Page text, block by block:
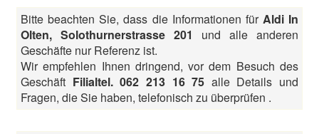
Bitte beachten Sie, dass die Informationen für Aldi In
Olten, Solothurnerstrasse 201
und alle anderen
Geschäfte nur Referenz ist.
Wir empfehlen Ihnen dringend, vor dem Besuch des
Geschäft Filialtel. 062 213 16 75 alle Details und
Fragen, die Sie haben, telefonisch zu überprüfen .